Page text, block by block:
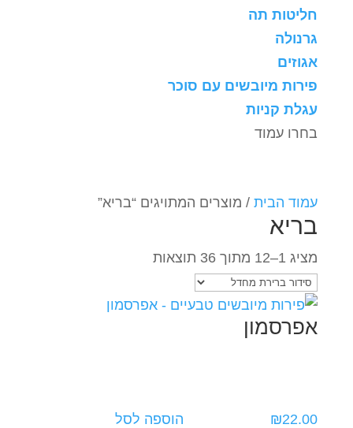
חליטות תה
גרנולה
אגוזים
פירות מיובשים עם סוכר
עגלת קניות
בחרו עמוד
עמוד הבית/ מוצרים המתויגים “בריא”
בריא
מציג 1–12 מתוך 36 תוצאות
אפרסמון
₪22.00
הוספה לסל